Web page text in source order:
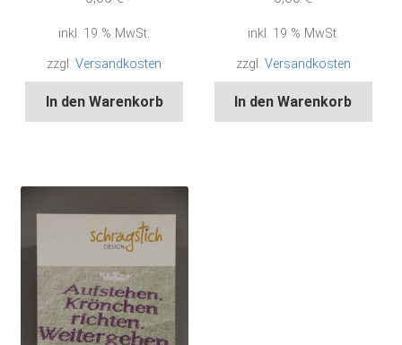
inkl. 19 % MwSt.
zzgl.Versandkosten
In den Warenkorb
inkl. 19 % MwSt.
zzgl. Versandkosten
In den Warenkorb